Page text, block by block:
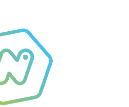
transformer la recherche